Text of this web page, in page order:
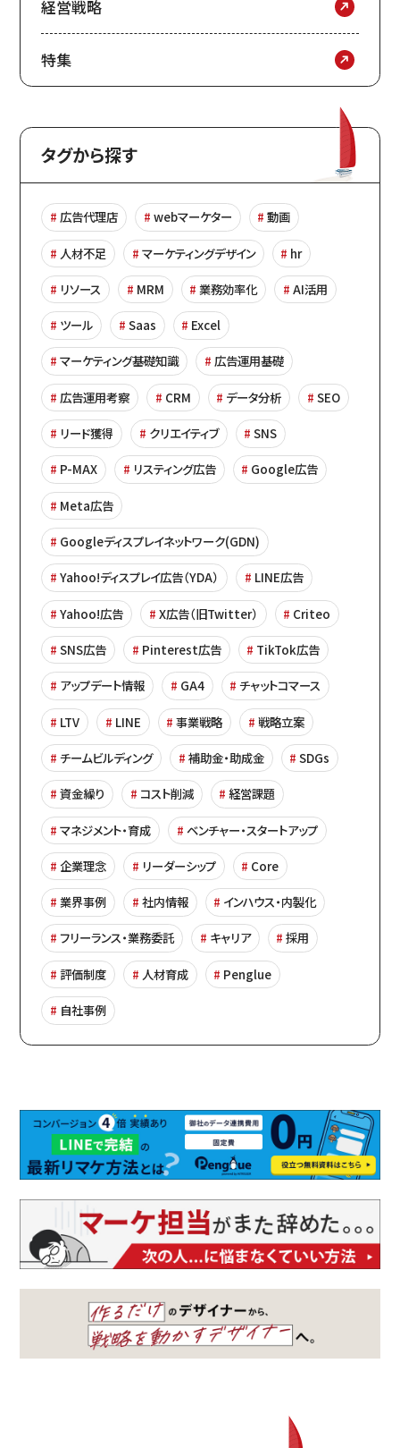
経営戦略
特集
タグから探す
広告代理店 webマーケター 動画
人材不足 マーケティングデザイン hr
リソース MRM 業務効率化 AI活用
ツール Saas Excel
マーケティング基礎知識 広告運用基礎
広告運用考察 CRM データ分析 SEO
リード獲得 クリエイティブ SNS
P-MAX リスティング広告 Google広告
Meta広告
Googleディスプレイネットワーク(GDN)
Yahoo!ディスプレイ広告（YDA） LINE広告
Yahoo!広告 X広告（旧Twitter） Criteo
SNS広告 Pinterest広告 TikTok広告
アップデート情報 GA4 チャットコマース
LTV LINE 事業戦略 戦略立案
チームビルディング 補助金・助成金 SDGs
資金繰り コスト削減 経営課題
マネジメント・育成 ベンチャー・スタートアップ
企業理念 リーダーシップ Core
業界事例 社内情報 インハウス・内製化
フリーランス・業務委託 キャリア 採用
評価制度 人材育成 Penglue
自社事例